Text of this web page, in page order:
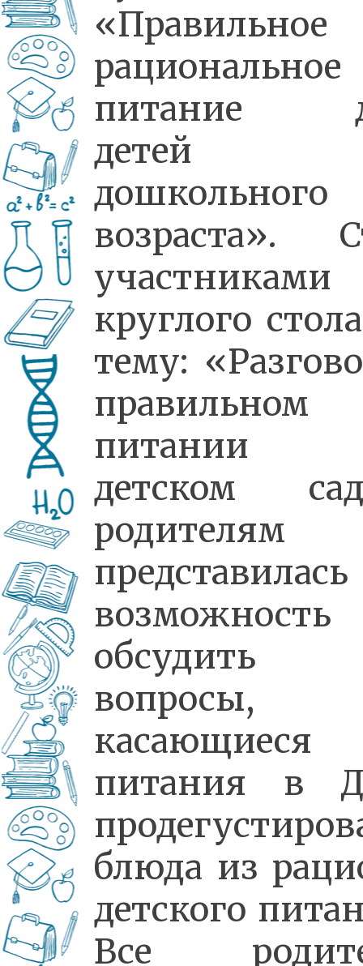
рациональное
питание
детей
дошкольного
возраста».
участниками
круглого
тему:
правильном
детском
родителям
представилась
возможность
обсудить
вопросы,
касающиеся
питания в
блюда из
детского
Все